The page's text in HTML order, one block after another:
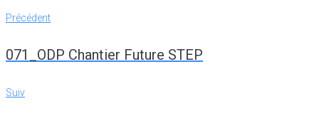
Navigation
de
l’article
Précédent
Précédent
071_ODP Chantier Future STEP
Suiv
Suiv